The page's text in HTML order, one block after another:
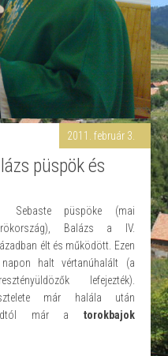
2011. február 3.
püspök és
püspöke (mai
Balázs a IV.
élt és működött. Ezen
halt vértanúhalált (a
lefejezték).
már halála után
már a torokbajok